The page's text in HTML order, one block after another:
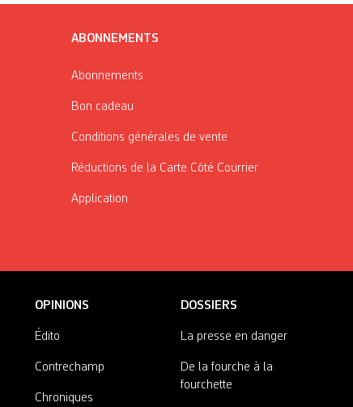
ABONNEMENTS
Abonnements
Bon cadeau
Conditions générales de vente
Réductions de la Carte Côté Courrier
Application
OPINIONS
Édito
Contrechamp
Chroniques
DOSSIERS
La presse en danger
De la fourche à la
fourchette